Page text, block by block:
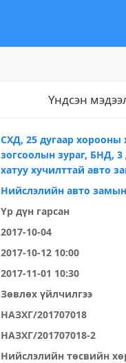
Үндсэн
СХД, 25 дугаар хорооны
зогсоолын зураг, БНД,
хатуу хучилттай авто
Нийслэлийн авто
Үр дүн гарсан
2017-10-04
2017-10-12 10:00
2017-11-01 10:30
Зөвлөх үйлчилгээ
НАЗХГ/201707018
НАЗХГ/201707018-2
Нийслэлийн төсвийн